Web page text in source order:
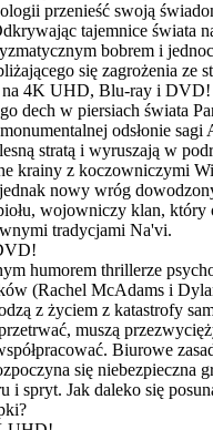
przenieść swoją
tajemnice świata
bobrem i
się zagrożenia ze
na 4K UHD, Blu-ray i DVD!
dech w piersiach świata
odsłonie sagi
stratą i wyruszają w
krainy z koczowniczymi
nowy wróg
wojowniczy klan, który
tradycjami Na'vi.
humorem thrillerze
(Rachel McAdams i
z życiem z katastrofy
muszą
Biurowe
się niebezpieczna
i spryt. Jak daleko się